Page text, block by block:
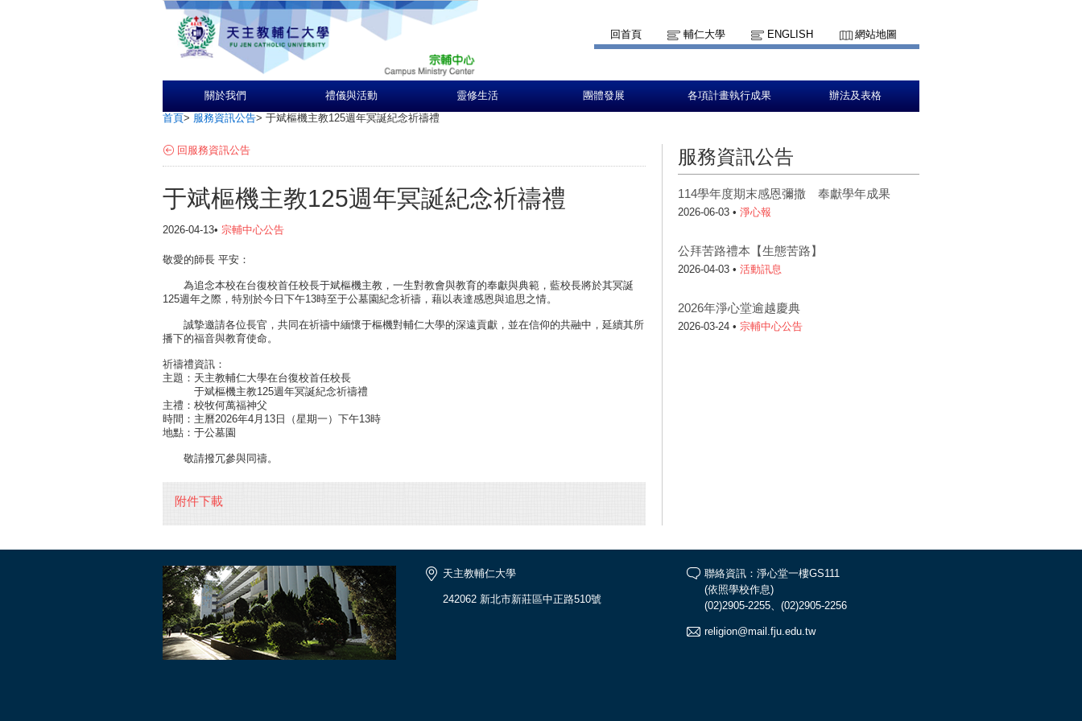
回首頁 輔仁大學 ENGLISH 網站地圖
關於我們 禮儀與活動 靈修生活 團體發展 各項計畫執行成果 辦法及表格
首頁> 服務資訊公告> 于斌樞機主教125週年冥誕紀念祈禱禮
回服務資訊公告
于斌樞機主教125週年冥誕紀念祈禱禮
2026-04-13• 宗輔中心公告
敬愛的師長 平安：
為追念本校在台復校首任校長于斌樞機主教，一生對教會與教育的奉獻與典範，藍校長將於其冥誕
125週年之際，特別於今日下午13時至于公墓園紀念祈禱，藉以表達感恩與追思之情。
誠摯邀請各位長官，共同在祈禱中緬懷于樞機對輔仁大學的深遠貢獻，並在信仰的共融中，延續其所
播下的福音與教育使命。
祈禱禮資訊：
主題：天主教輔仁大學在台復校首任校長
于斌樞機主教125週年冥誕紀念祈禱禮
主禮：校牧何萬福神父
時間：主曆2026年4月13日（星期一）下午13時
地點：于公墓園
敬請撥冗參與同禱。
附件下載
服務資訊公告
114學年度期末感恩彌撒 奉獻學年成果
2026-06-03 • 淨心報
公拜苦路禮本【生態苦路】
2026-04-03 • 活動訊息
2026年淨心堂逾越慶典
2026-03-24 • 宗輔中心公告
天主教輔仁大學
242062 新北市新莊區中正路510號
聯絡資訊：淨心堂一樓GS111
(依照學校作息)
(02)2905-2255、(02)2905-2256
religion@mail.fju.edu.tw